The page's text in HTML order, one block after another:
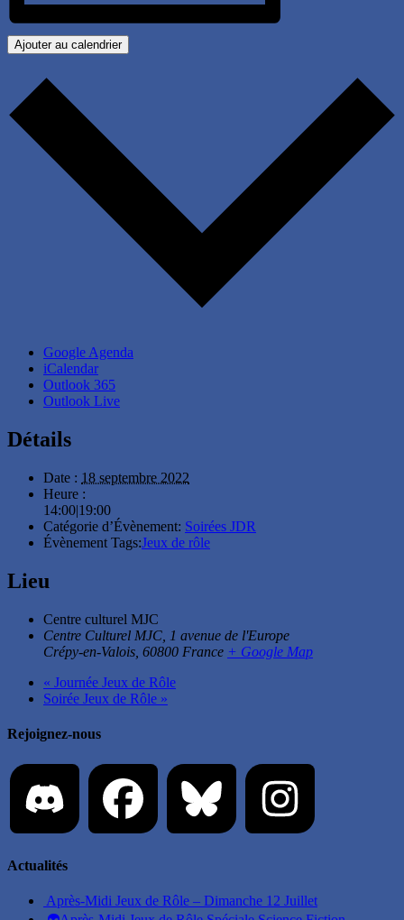
Ajouter au calendrier
Google Agenda
iCalendar
Outlook 365
Outlook Live
Détails
Date : 18 septembre 2022
Heure :
14:00|19:00
Catégorie d’Évènement: Soirées JDR
Évènement Tags:Jeux de rôle
Lieu
Centre culturel MJC
Centre Culturel MJC, 1 avenue de l'Europe
Crépy-en-Valois 60800 France + Google Map
« Journée Jeux de Rôle
Soirée Jeux de Rôle »
Rejoignez-nous
Actualités
Après-Midi Jeux de Rôle – Dimanche 12 Juillet